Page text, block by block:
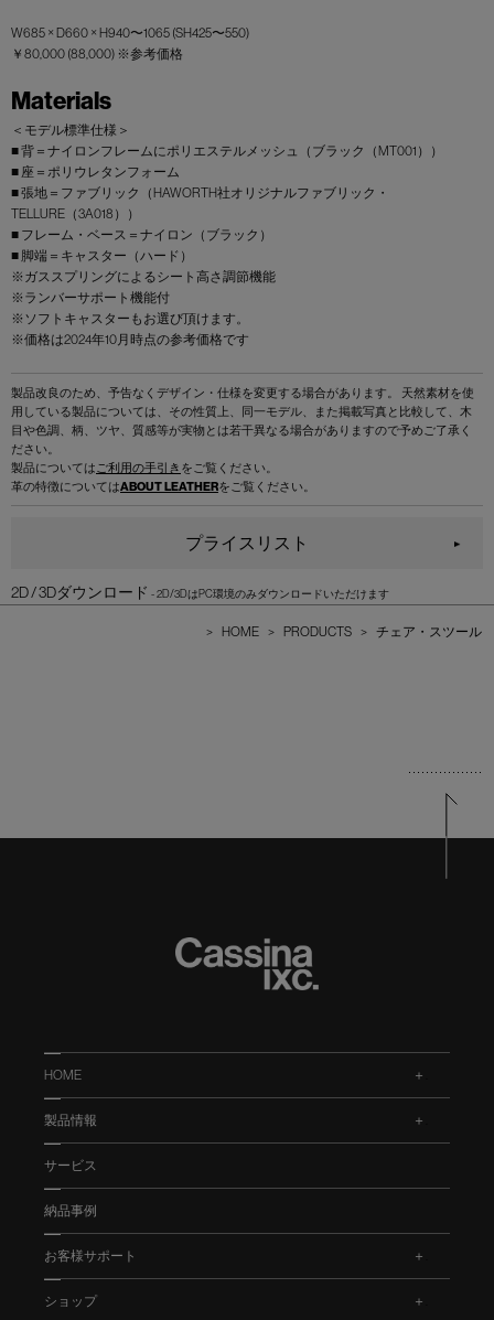
W685 × D660 × H940〜1065 (SH425〜550)
￥80,000 (88,000) ※参考価格
Materials
＜モデル標準仕様＞
■ 背＝ナイロンフレームにポリエステルメッシュ（ブラック（MT001））
■ 座＝ポリウレタンフォーム
■ 張地＝ファブリック（HAWORTH社オリジナルファブリック・
TELLURE（3A018））
■ フレーム・ベース＝ナイロン（ブラック）
■ 脚端＝キャスター（ハード）
※ガススプリングによるシート高さ調節機能
※ランバーサポート機能付
※ソフトキャスターもお選び頂けます。
※価格は2024年10月時点の参考価格です
製品改良のため、予告なくデザイン・仕様を変更する場合があります。 天然素材を使
用している製品については、その性質上、同一モデル、また掲載写真と比較して、木
目や色調、柄、ツヤ、質感等が実物とは若干異なる場合がありますので予めご了承く
ださい。
製品については ご利用の手引き をご覧ください。
革の特徴についてはABOUT LEATHERをご覧ください。
プライスリスト
2D / 3Dダウンロード
> HOME > PRODUCTS > チェア・スツール
HOME
製品情報
サービス
納品事例
お客様サポート
ショップ